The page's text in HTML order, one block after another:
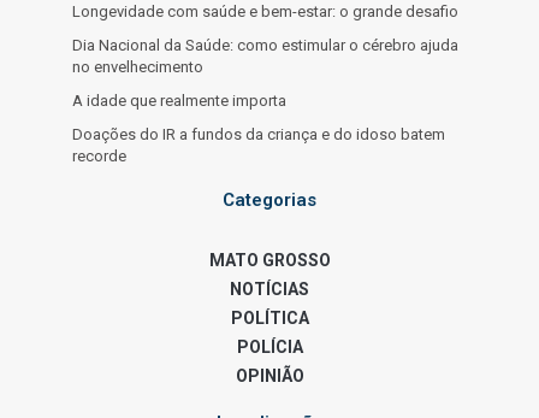
Longevidade com saúde e bem-estar: o grande desafio
Dia Nacional da Saúde: como estimular o cérebro ajuda
no envelhecimento
A idade que realmente importa
Doações do IR a fundos da criança e do idoso batem
recorde
Categorias
MATO GROSSO
NOTÍCIAS
POLÍTICA
POLÍCIA
OPINIÃO